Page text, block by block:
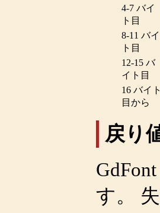
4-7 バイ
ト目
8-11 バイ
ト目
12-15 バ
イト目
16 バイ
目から
戻り
GdFont
す。